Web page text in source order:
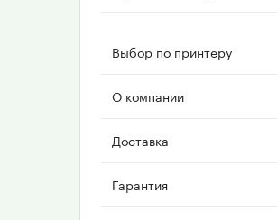
Выбор по принтеру
О компании
Доставка
Гарантия